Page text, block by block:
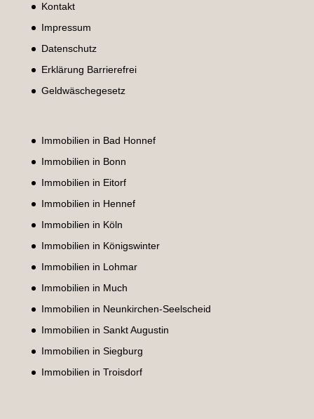
Kontakt
Impressum
Datenschutz
Erklärung Barrierefrei
Geldwäschegesetz
Immobilien in Bad Honnef
Immobilien in Bonn
Immobilien in Eitorf
Immobilien in Hennef
Immobilien in Köln
Immobilien in Königswinter
Immobilien in Lohmar
Immobilien in Much
Immobilien in Neunkirchen-Seelscheid
Immobilien in Sankt Augustin
Immobilien in Siegburg
Immobilien in Troisdorf